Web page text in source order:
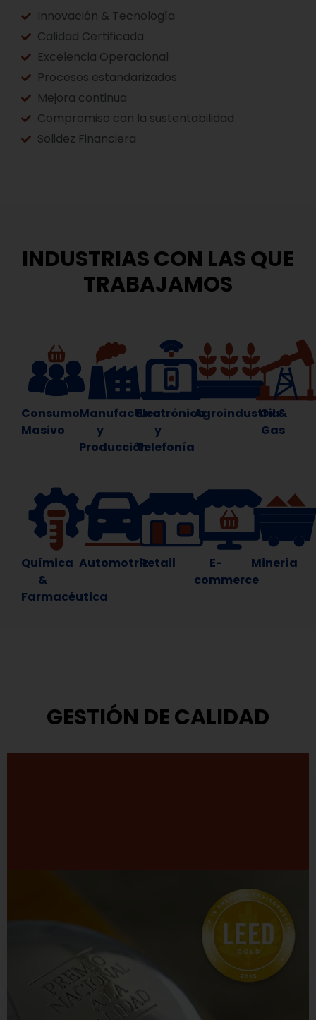
Innovación & Tecnología
Calidad Certificada
Excelencia Operacional
Procesos estandarizados
Mejora continua
Compromiso con la sustentabilidad
Solidez Financiera
INDUSTRIAS CON LAS QUE
TRABAJAMOS
Consumo
Masivo
Manufactura
y
Producción
Electrónica
y
Telefonía
Agroindustria
Oil &
Gas
Química
&
Farmacéutica
AutomotrizRetail
E-
commerce
Minería
GESTIÓN DE CALIDAD
TASA ha adoptado el modelo que propone el Premio
Nacional a la Calidad.